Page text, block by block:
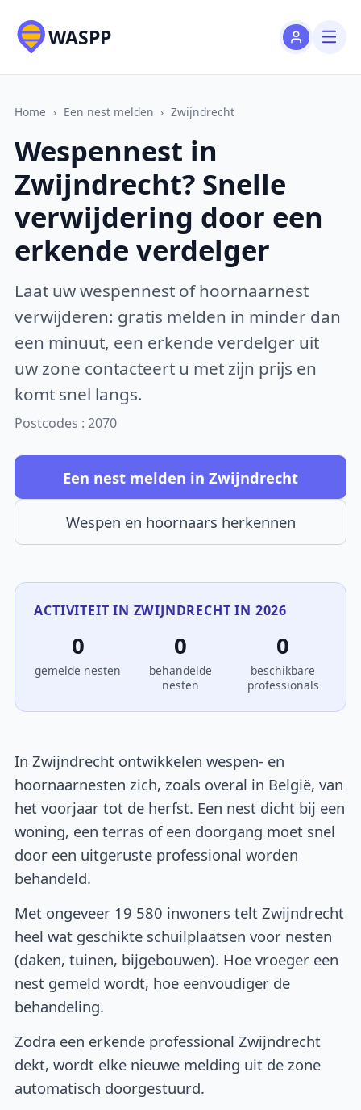
WASPP
Home › Een nest melden › Zwijndrecht
Wespennest in
Zwijndrecht? Snelle
verwijdering door een
erkende verdelger
Laat uw wespennest of hoornaarnest
verwijderen: gratis melden in minder dan
een minuut, een erkende verdelger uit
uw zone contacteert u met zijn prijs en
komt snel langs.
Postcodes : 2070
Een nest melden in Zwijndrecht
Wespen en hoornaars herkennen
ACTIVITEIT IN ZWIJNDRECHT IN 2026
0
gemelde nesten
0
behandelde
nesten
0
beschikbare
professionals
In Zwijndrecht ontwikkelen wespen- en
hoornaarnesten zich, zoals overal in België, van
het voorjaar tot de herfst. Een nest dicht bij een
woning, een terras of een doorgang moet snel
door een uitgeruste professional worden
behandeld.
Met ongeveer 19 580 inwoners telt Zwijndrecht
heel wat geschikte schuilplaatsen voor nesten
(daken, tuinen, bijgebouwen). Hoe vroeger een
nest gemeld wordt, hoe eenvoudiger de
behandeling.
Zodra een erkende professional Zwijndrecht
dekt, wordt elke nieuwe melding uit de zone
automatisch doorgestuurd.